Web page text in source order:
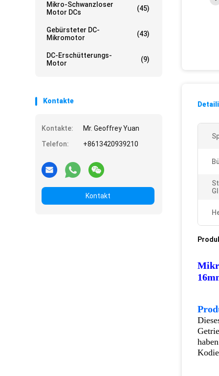
Mikro-Schwanzloser
Motor DCs
(45)
Gebürsteter DC-
Mikromotor
(43)
DC-Erschütterungs-
Motor
(9)
Kontakte
Kontakte:
Mr. Geoffrey Yuan
Telefon:
+8613420939210
Kontakt